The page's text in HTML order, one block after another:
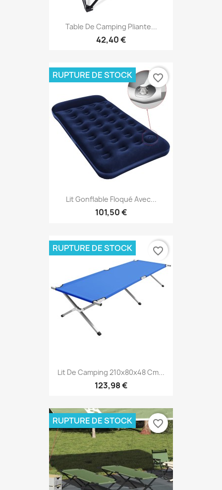
Table De Camping Pliante...
42,40 €
Lit Gonflable Floqué Avec...
101,50 €
RUPTURE DE STOCK favorite_border
Lit De Camping 210x80x48 Cm...
123,98 €
RUPTURE DE STOCK favorite_border
RUPTURE DE STOCK favorite_border